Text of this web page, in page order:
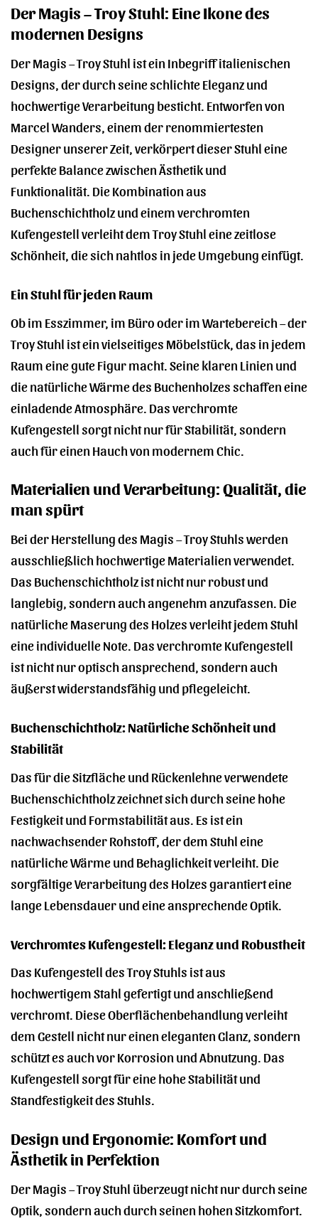
Der Magis – Troy Stuhl: Eine Ikone des
modernen Designs
Der Magis – Troy Stuhl ist ein Inbegriff italienischen
Designs, der durch seine schlichte Eleganz und
hochwertige Verarbeitung besticht. Entworfen von
Marcel Wanders, einem der renommiertesten
Designer unserer Zeit, verkörpert dieser Stuhl eine
perfekte Balance zwischen Ästhetik und
Funktionalität. Die Kombination aus
Buchenschichtholz und einem verchromten
Kufengestell verleiht dem Troy Stuhl eine zeitlose
Schönheit, die sich nahtlos in jede Umgebung einfügt.
Ein Stuhl für jeden Raum
Ob im Esszimmer, im Büro oder im Wartebereich – der
Troy Stuhl ist ein vielseitiges Möbelstück, das in jedem
Raum eine gute Figur macht. Seine klaren Linien und
die natürliche Wärme des Buchenholzes schaffen eine
einladende Atmosphäre. Das verchromte
Kufengestell sorgt nicht nur für Stabilität, sondern
auch für einen Hauch von modernem Chic.
Materialien und Verarbeitung: Qualität, die
man spürt
Bei der Herstellung des Magis – Troy Stuhls werden
ausschließlich hochwertige Materialien verwendet.
Das Buchenschichtholz ist nicht nur robust und
langlebig, sondern auch angenehm anzufassen. Die
natürliche Maserung des Holzes verleiht jedem Stuhl
eine individuelle Note. Das verchromte Kufengestell
ist nicht nur optisch ansprechend, sondern auch
äußerst widerstandsfähig und pflegeleicht.
Buchenschichtholz: Natürliche Schönheit und
Stabilität
Das für die Sitzfläche und Rückenlehne verwendete
Buchenschichtholz zeichnet sich durch seine hohe
Festigkeit und Formstabilität aus. Es ist ein
nachwachsender Rohstoff, der dem Stuhl eine
natürliche Wärme und Behaglichkeit verleiht. Die
sorgfältige Verarbeitung des Holzes garantiert eine
lange Lebensdauer und eine ansprechende Optik.
Verchromtes Kufengestell: Eleganz und Robustheit
Das Kufengestell des Troy Stuhls ist aus
hochwertigem Stahl gefertigt und anschließend
verchromt. Diese Oberflächenbehandlung verleiht
dem Gestell nicht nur einen eleganten Glanz, sondern
schützt es auch vor Korrosion und Abnutzung. Das
Kufengestell sorgt für eine hohe Stabilität und
Standfestigkeit des Stuhls.
Design und Ergonomie: Komfort und
Ästhetik in Perfektion
Der Magis – Troy Stuhl überzeugt nicht nur durch seine
Optik, sondern auch durch seinen hohen Sitzkomfort.